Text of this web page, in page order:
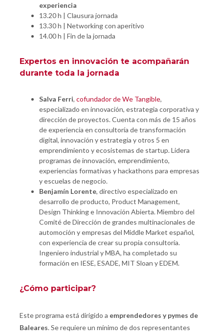
experiencia
13.20 h | Clausura jornada
13.30 h | Networking con aperitivo
14.00 h | Fin de la jornada
Expertos en innovación te acompañarán
durante toda la jornada
Salva Ferri, cofundador de We Tangible,
especializado en innovación, estrategia corporativa y
dirección de proyectos. Cuenta con más de 15 años
de experiencia en consultoría de transformación
digital, innovación y estrategia y otros 5 en
emprendimiento y ecosistemas de startup. Lidera
programas de innovación, emprendimiento,
experiencias formativas y hackathons para empresas
y escuelas de negocio.
Benjamín Lorente, directivo especializado en
desarrollo de producto, Product Management,
Design Thinking e Innovación Abierta. Miembro del
Comité de Dirección de grandes multinacionales de
automoción y empresas del Middle Market español,
con experiencia de crear su propia consultoría.
Ingeniero industrial y MBA, ha completado su
formación en IESE, ESADE, MIT Sloan y EDEM.
¿Cómo participar?
Este programa está dirigido a emprendedores y pymes de
Baleares. Se requiere un mínimo de dos representantes